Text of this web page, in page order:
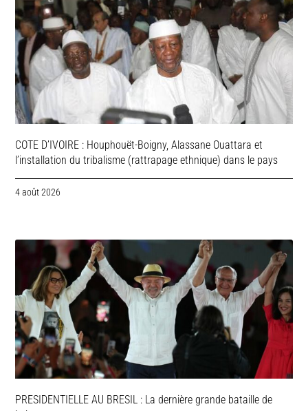
COTE D’IVOIRE : Houphouët-Boigny, Alassane Ouattara et
l’installation du tribalisme (rattrapage ethnique) dans le pays
4 août 2026
PRESIDENTIELLE AU BRESIL : La dernière grande bataille de